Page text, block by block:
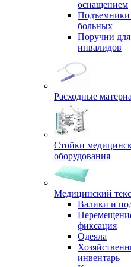
оснащением
Подъемники
больных
Поручни для
инвалидов
Расходные
Стойки
оборудования
Медицинский
Валики и
фиксация
Одеяла
инвентарь